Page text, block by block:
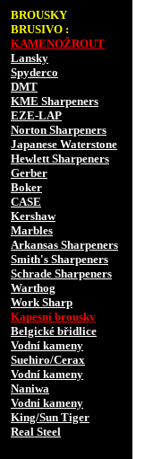
BROUSKY
BRUSIVO :
KAMENOŽROUT
Lansky
Spyderco
DMT
KME Sharpeners
EZE-LAP
Norton Sharpeners
Japanese Waterstone
Hewlett Sharpeners
Gerber
Boker
CASE
Kershaw
Marbles
Arkansas Sharpeners
Smith's Sharpeners
Schrade Sharpeners
Warthog
Work Sharp
Kapesní brousky
Belgické břidlice
Vodní kameny
Suehiro/Cerax
Vodní kameny
Naniwa
Vodní kameny
King/Sun Tiger
Real Steel